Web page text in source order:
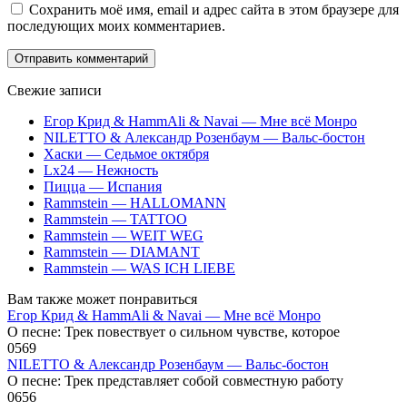
Сохранить моё имя, email и адрес сайта в этом браузере для
последующих моих комментариев.
Свежие записи
Егор Крид & HammAli & Navai — Мне всё Монро
NILETTO & Александр Розенбаум — Вальс-бостон
Хаски — Седьмое октября
Lx24 — Нежность
Пицца — Испания
Rammstein — HALLOMANN
Rammstein — TATTOO
Rammstein — WEIT WEG
Rammstein — DIAMANT
Rammstein — WAS ICH LIEBE
Вам также может понравиться
Егор Крид & HammAli & Navai — Мне всё Монро
О песне: Трек повествует о сильном чувстве, которое
0569
NILETTO & Александр Розенбаум — Вальс-бостон
О песне: Трек представляет собой совместную работу
0656